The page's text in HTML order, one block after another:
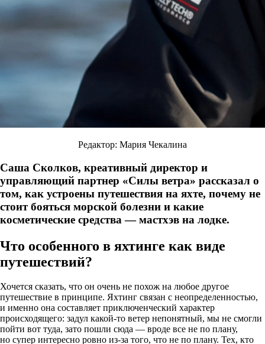
Редактор: Мария Чекалина
Саша Сколков, креативный директор и
управляющий партнер «Силы ветра» рассказал о
том, как устроены путешествия на яхте, почему не
стоит бояться морской болезни и какие
косметические средства — мастхэв на лодке.
Что особенного в яхтинге как виде
путешествий?
Хочется сказать, что он очень не похож на любое другое
путешествие в принципе. Яхтинг связан с неопределенностью,
и именно она составляет приключенческий характер
происходящего: задул какой-то ветер непонятный, мы не смогли
пойти вот туда, зато пошли сюда — вроде все не по плану,
но супер интересно ровно из-за того, что не по плану. Тех, кто